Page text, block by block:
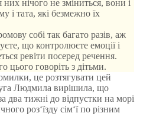
нічого не зміниться, вони і
і тата, які безмежно їх
собі так багато разів, аж
що контролюєте емоції і
ревіти посеред речення.
цього говоріть з дітьми.
це розтягувати цей
Людмила вирішила, що
два тижні до відпустки на морі
роз‘їзду сім‘ї по різним